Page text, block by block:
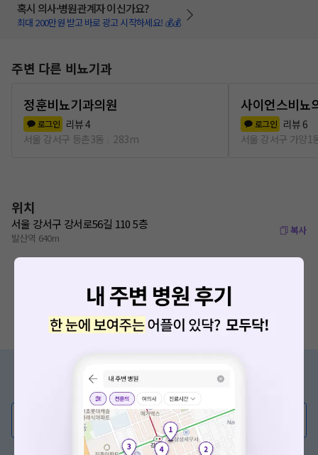
혹시 의사·병원관계자 이신가요?
최대 200만원 받고 바로 광고 시작하세요! 💰💰
주변 다른 비뇨기과
정훈비뇨기과의원
로그인 리뷰4
서울 강서구 등촌3동
283m
사이언스비뇨
로그인 리뷰 6
서울 강서구 가양1
위치
서울 강서구 강서로56길 110 5층
발산역 640m
복사
증상/치료, 궁금한 점이 있나요?
의사가 직접 답해드려요!
💬 무엇이든 물어보세요
혹은, 의료상담 서비스에 다양한 게시글 보러가기